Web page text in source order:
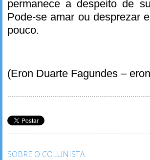
permanece a despeito de
Pode-se amar ou desprezar
pouco.
(Eron Duarte Fagundes –
SOBRE O COLUNISTA: